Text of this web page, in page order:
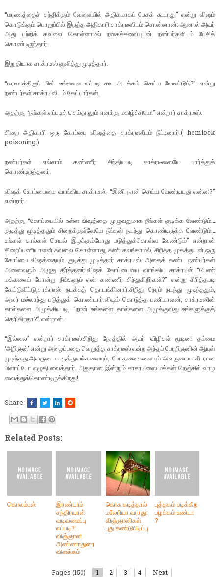
“மரணத்தைச் சந்திக்கும் வேளையில் அதிகமாகப் பேசக் கூடாது” என்று விஷம்
கொடுக்கும் பொறுப்பில் இருந்த அதிகாரி சாக்ரடீஸிடம் சொன்னான். ஆனால் அவர்
அது பற்றிக் கவலை கொள்ளாமல் நகைச்சுவையுடன் நண்பர்களிடம் பேசிக்
கொண்டிருந்தார்.
இறுதியாக சாக்ரடீஸ் குளித்து முடித்தார்.
“மரணத்திகுப் பின் உங்களை எப்படி சவ அடக்கம் செய்ய வேண்டும்?” என்று
நண்பர்கள் சாக்ரடீஸிடம் கேட்டார்கள்.
அதற்கு, “நீங்கள் எப்படிச் செய்தாலும் எனக்கு மகிழ்ச்சியே!” என்றார் சாக்ரடீஸ்.
சிறை அதிகாரி ஒரு கோப்பை விஷத்தை சாக்ரடீஸீடம் நீட்டினார்.( hemlock
poisoning.)
நண்பர்கள் எல்லாம் கண்ணீர் சிந்தியபடி சாக்ரடீஸையே பார்த்துக்
கொண்டிருந்தனர்.
விஷக் கோப்பையை வாங்கிய சாக்ரடீஸ், “இனி நான் செய்ய வேண்டியது என்ன?”
என்றார்.
அதற்கு, “கோப்பையில் உள்ள விஷத்தை முழுவதுமாக நீங்கள் குடிக்க வேண்டும்…
குடித்து முடித்ததும் சிறைக்குள்ளேயே நீங்கள் நடந்து கொண்டிருக்க வேண்டும்…
உங்கள் கால்கள் செயல் இழக்கும்போது படுத்துக்கொள்ள வேண்டும்” என்றான்
சிறைப்பணியாளன் கவலை கொள்ளாது, கண் கலங்காமல், சிரித்த முகத்துடன் ஒரு
கோப்பை விஷத்தையும் குடித்து முடித்தார் சாக்ரடீஸ். அதைக் கண்ட நண்பர்கள்
அனைவரும் அழுது தீர்த்தனர்.விஷக் கோப்பையை வாங்கிய சாக்ரடீஸ் “பெண்
மக்களைப் போன்று நீங்களும் ஏன் கண்ணீர் சிந்துகிறீர்கள்?” என்று சிரித்தபடி
கேட்டுவிட்டு,சாக்ரடீஸ் நடக்கத் தொடங்கினார்.சிறிது நேரம் நடந்து முடிந்ததும்,
அவர் மல்லாந்து படுத்துக் கொண்டார்.விஷம் கொடுத்த பணியாளன், சாக்ரடீஸின்
கால்களை அமுக்கியபடி, “நான் உங்களை கால்களை அமுக்குவது உங்களுக்குத்
தெரிகிறதா?” என்றான்.
“இல்லை” என்றார் சாக்ரடீஸ்.சிறிது நேரத்தில் அவர் விழிகள் மூடின! தம்மை
‘அறிஞன்’ என்று அழைப்பதை வெறுத்த சாக்ரடீஸ் என்ற அந்தப் பேரறிஞனின் ஆயுள்
முடிந்தது.அவருடைய தத்துவங்களையும், போதனைகளையும் அவருடைய சீடரான
பிளாட்டோ எழுதி வைத்தார். அதுதான இன்றும் சாகரடீஸை மக்கள் நெஞ்சில் வாழ
வைத்துக்கொண்டிருக்கிறது!
Share:
Related Posts:
கொலம்பஸ்
இரண்டாம்
சந்திரயான்
வடிவமைப்பு
எப்படி?:
விஞ்ஞானி
அண்ணாதுரை
விளக்கம்
கொசு கடித்தால்
மலேரியா வராது:
விஞ்ஞானிகள்
புது கண்டுபிடிப்பு
புத்தகம் படிக்கிற
பழக்கம் உண்டா
?
Pages (150) 1 2 3 4 Next